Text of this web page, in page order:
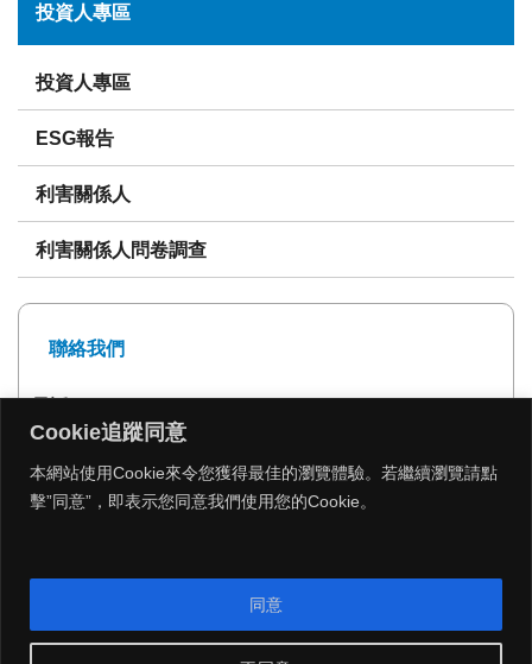
Cookie追蹤同意
本網站使用Cookie來令您獲得最佳的瀏覽體驗。若繼續瀏覽請點
擊”同意”，即表示您同意我們使用您的Cookie。
同意
投資人專區
投資人專區
ESG報告
利害關係人
利害關係人問卷調查
聯絡我們
電話: 02-27239999
傳真: 02-27293399
MENU